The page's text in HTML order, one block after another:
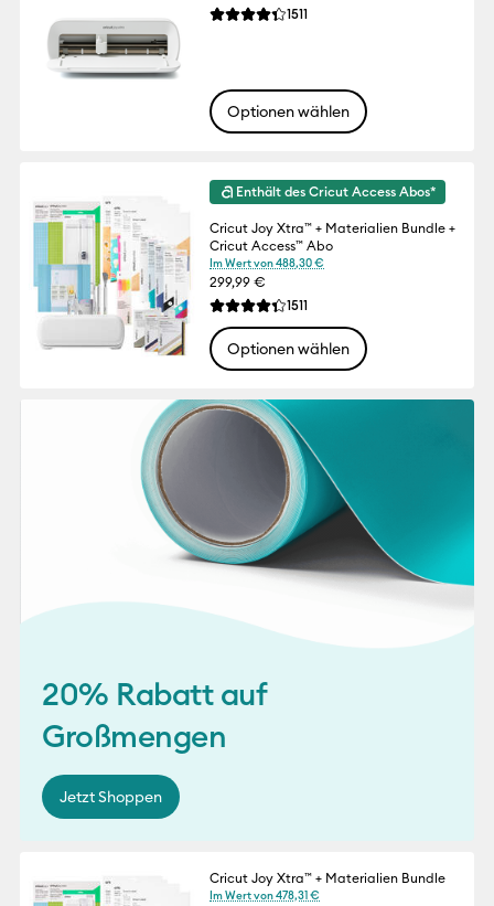
Die durchschnittliche Bewertung für
1511
Optionen wählen
Enthält des Cricut Access Abos*
Cricut Joy Xtra™ + Materialien Bundle +
Cricut Access™ Abo
Im Wert von 488,30 €
299,99 €
Die durchschnittliche Bewertung für
1511
Optionen wählen
20% Rabatt auf
Großmengen
Jetzt Shoppen
Cricut Joy Xtra™ + Materialien Bundle
Im Wert von 478,31 €